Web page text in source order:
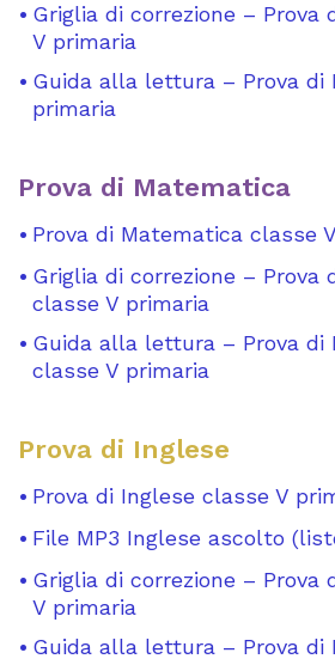
Griglia di correzione – Prova
V primaria
Guida alla lettura – Prova di
primaria
Prova di Matematica
Prova di Matematica classe
Griglia di correzione – Prova
classe V primaria
Guida alla lettura – Prova di
classe V primaria
Prova di Inglese
Prova di Inglese classe V
File MP3 Inglese ascolto
Griglia di correzione – Prova
V primaria
Guida alla lettura – Prova di